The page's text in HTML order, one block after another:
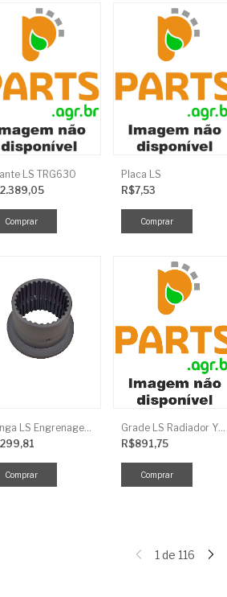
LS TRG630
Placa LS
R$7,53
Manga LS Engrenagem TRG281
Grade LS Radiador YMR TRG170
R$891,75
1 de 116